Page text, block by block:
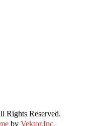
Rights Reserved.
by Vektor,Inc.